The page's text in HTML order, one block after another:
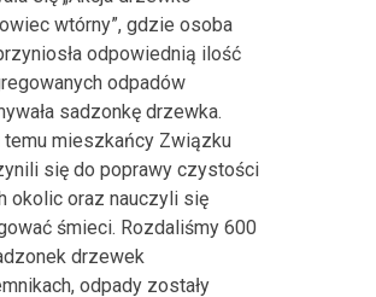
wtórny”, gdzie osoba
odpowiednią ilość
odpadów
sadzonkę drzewka.
temu mieszkańcy Związku
się do poprawy czystości
okolic oraz nauczyli się
śmieci. Rozdaliśmy 600
drzewek
odpady zostały